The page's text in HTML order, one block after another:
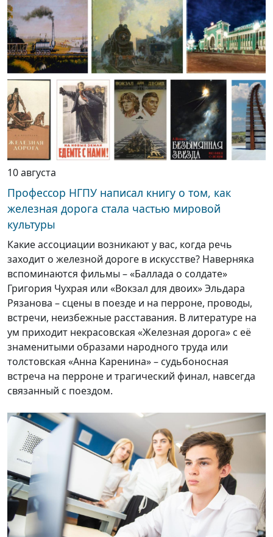
10 августа
Профессор НГПУ написал книгу о том, как
железная дорога стала частью мировой
культуры
Какие ассоциации возникают у вас, когда речь
заходит о железной дороге в искусстве? Наверняка
вспоминаются фильмы – «Баллада о солдате»
Григория Чухрая или «Вокзал для двоих» Эльдара
Рязанова – сцены в поезде и на перроне, проводы,
встречи, неизбежные расставания. В литературе на
ум приходит некрасовская «Железная дорога» с её
знаменитыми образами народного труда или
толстовская «Анна Каренина» – судьбоносная
встреча на перроне и трагический финал, навсегда
связанный с поездом.